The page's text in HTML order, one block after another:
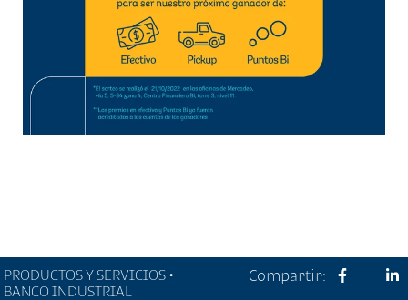
PRODUCTOS Y SERVICIOS •
BANCO INDUSTRIAL
Compartir: